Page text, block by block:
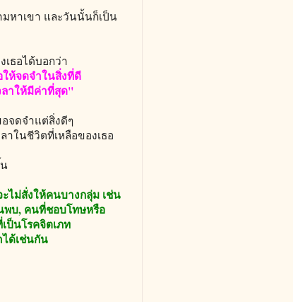
หาเขา และวันนั้นก็เป็น
เธอได้บอกว่า
ห้จดจำในสิ่งที่ดี
ลาให้มีค่าที่สุด"
จดจำแต่สิ่งดีๆ
าในชีวิตที่เหลือของเธอ
ไม่สั่งให้คนบางกลุ่ม เช่น
พบ, คนที่ชอบโทษหรือ
ป็นโรคจิตเภท
ด้เช่นกัน